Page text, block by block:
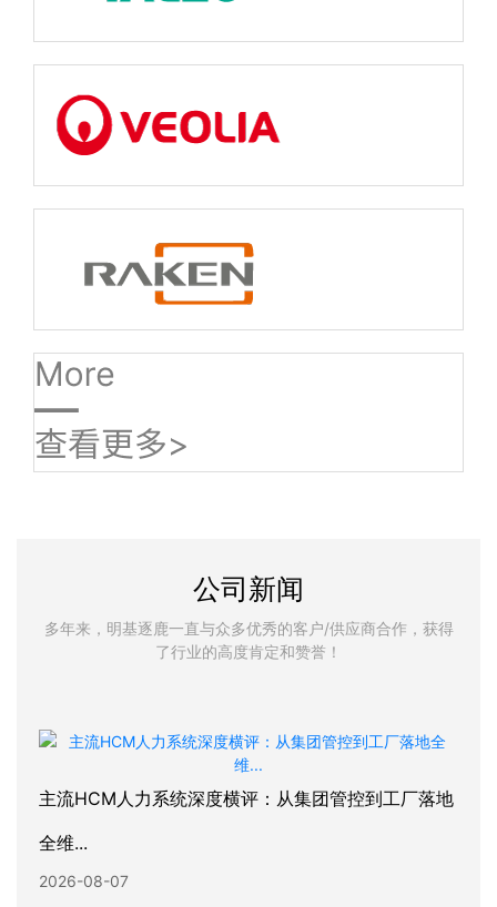
公司新闻
多年来，明基逐鹿一直与众多优秀的客户/供应商合作，获得
了行业的高度肯定和赞誉！
主流HCM人力系统深度横评：从集团管控到工厂落地
全维...
2026-08-07